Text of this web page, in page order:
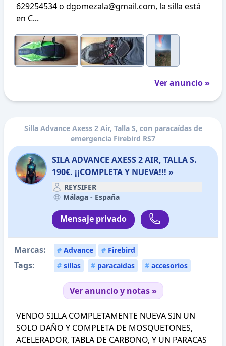
629254534 o dgomezala@gmail.com, la silla está
en C...
Ver anuncio »
Silla Advance Axess 2 Air, Talla S, con paracaídas de
emergencia Firebird RS7
SILA ADVANCE AXESS 2 AIR, TALLA S.
190€. ¡¡COMPLETA Y NUEVA!!! »
REYSIFER
Málaga - España
Mensaje privado
Marcas: # Advance # Firebird
Tags: # sillas # paracaidas # accesorios
Ver anuncio y notas »
VENDO SILLA COMPLETAMENTE NUEVA SIN UN
SOLO DAÑO Y COMPLETA DE MOSQUETONES,
ACELERADOR, TABLA DE CARBONO, Y UN PARACAS